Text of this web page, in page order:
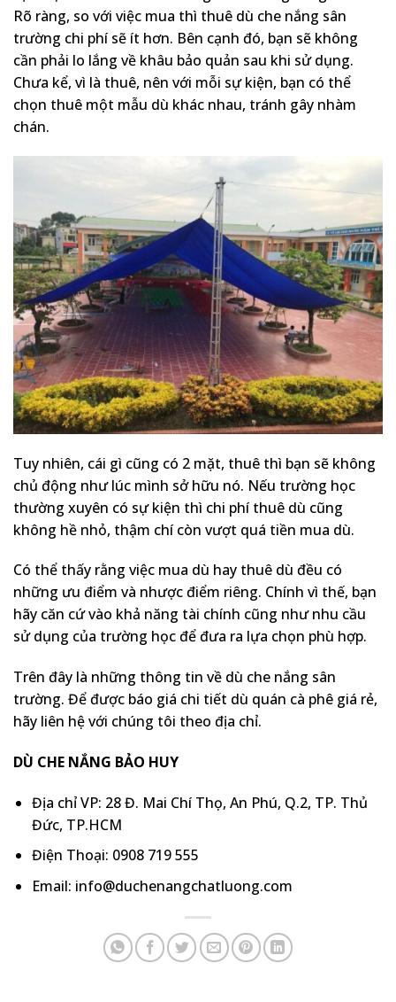
Rõ ràng, so với việc mua thì thuê dù che nắng sân
trường chi phí sẽ ít hơn. Bên cạnh đó, bạn sẽ không
cần phải lo lắng về khâu bảo quản sau khi sử dụng.
Chưa kể, vì là thuê, nên với mỗi sự kiện, bạn có thể
chọn thuê một mẫu dù khác nhau, tránh gây nhàm
chán.
Tuy nhiên, cái gì cũng có 2 mặt, thuê thì bạn sẽ không
chủ động như lúc mình sở hữu nó. Nếu trường học
thường xuyên có sự kiện thì chi phí thuê dù cũng
không hề nhỏ, thậm chí còn vượt quá tiền mua dù.
Có thể thấy rằng việc mua dù hay thuê dù đều có
những ưu điểm và nhược điểm riêng. Chính vì thế, bạn
hãy căn cứ vào khả năng tài chính cũng như nhu cầu
sử dụng của trường học để đưa ra lựa chọn phù hợp.
Trên đây là những thông tin về dù che nắng sân
trường. Để được báo giá chi tiết dù quán cà phê giá rẻ,
hãy liên hệ với chúng tôi theo địa chỉ.
DÙ CHE NẮNG BẢO HUY
Địa chỉ VP: 28 Đ. Mai Chí Thọ, An Phú, Q.2, TP. Thủ
Đức, TP.HCM
Điện Thoại: 0908 719 555
Email: info@duchenangchatluong.com